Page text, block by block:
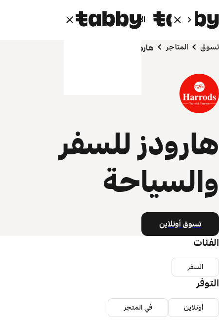
الأفراد الشركاء
تسوق المتاجر هارودز للسفر والسياحة
هارودز للسفر
والسياحة
تسوق أونلاين
الفئات
السفر
التوفر
أونلاين في المتجر